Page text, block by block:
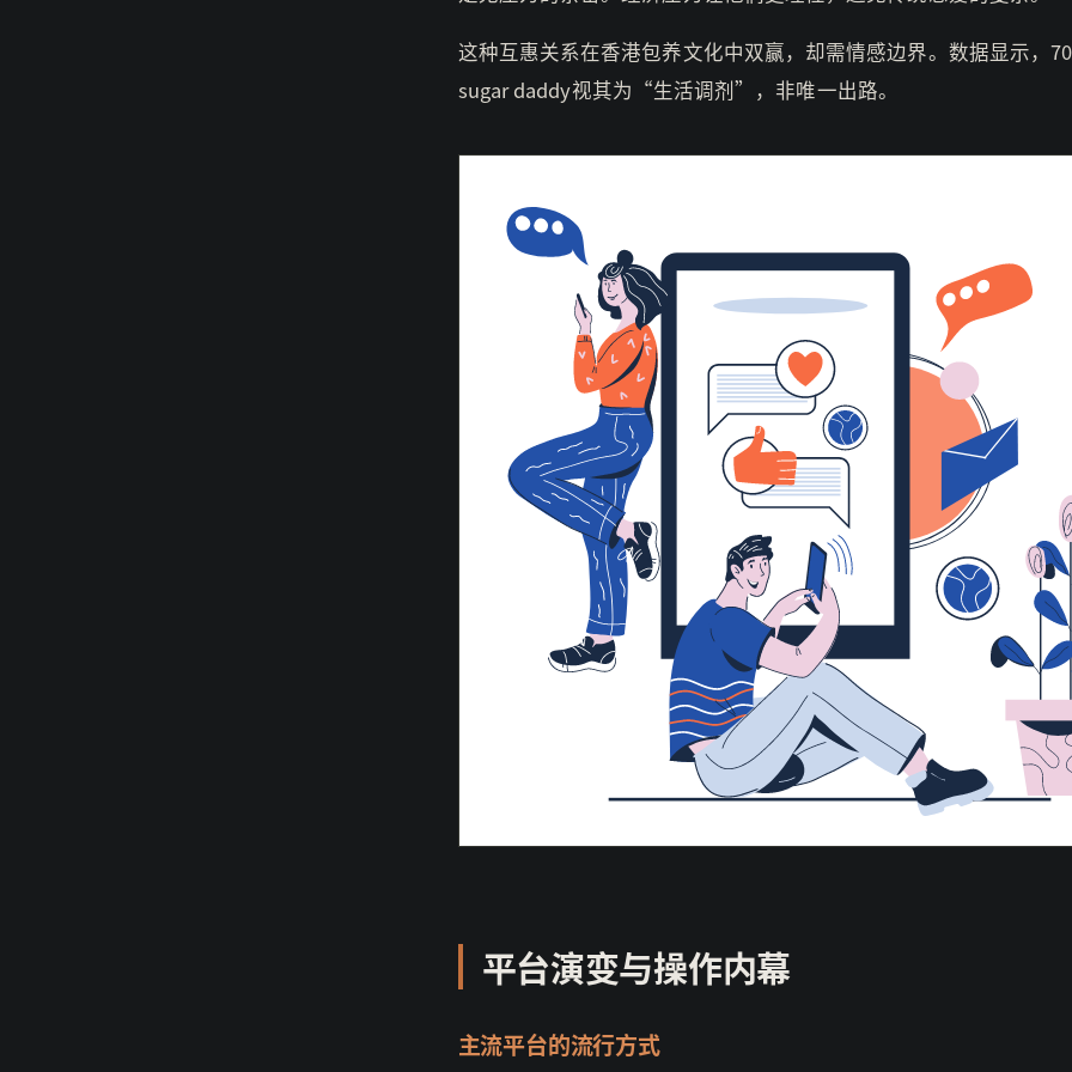
这种互惠关系在香港包养文化中双赢，却需情感边界。数据显示，
sugar daddy视其为“生活调剂”，非唯一出路。
平台演变与操作内幕
主流平台的流行方式